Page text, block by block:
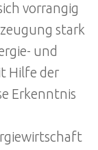
vorrangig
stark
und
Hilfe der
Erkenntnis